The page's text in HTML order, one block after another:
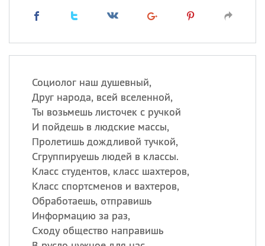
Социолог наш душевный,
Друг народа, всей вселенной,
Ты возьмешь листочек с ручкой
И пойдешь в людские массы,
Пролетишь дождливой тучкой,
Сгруппируешь людей в классы.
Класс студентов, класс шахтеров,
Класс спортсменов и вахтеров,
Обработаешь, отправишь
Информацию за раз,
Сходу общество направишь